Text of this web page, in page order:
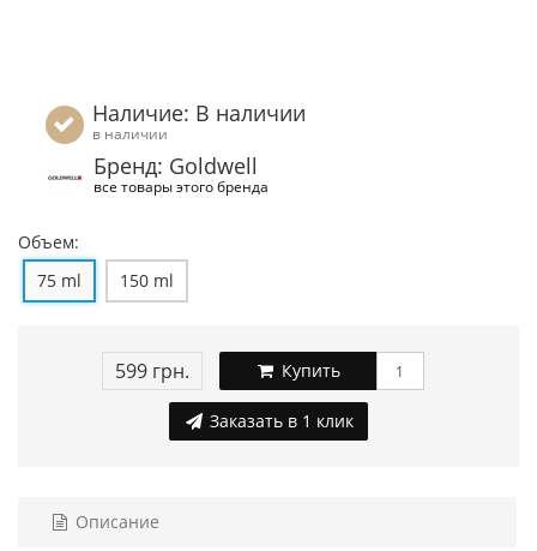
Наличие: В наличии
в наличии
Бренд: Goldwell
все товары этого бренда
Объем:
75 ml
150 ml
599 грн. Купить
Заказать в 1 клик
Описание